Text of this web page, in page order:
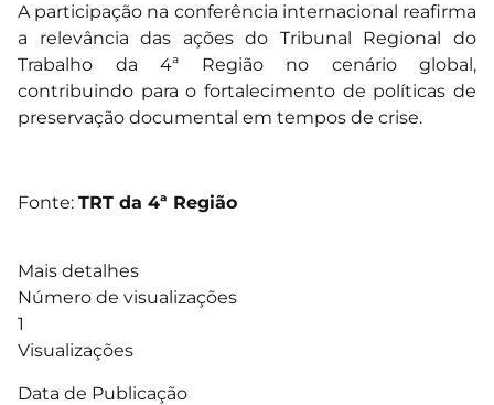
A participação na conferência internacional reafirma
a relevância das ações do Tribunal Regional do
Trabalho da 4ª Região no cenário global,
contribuindo para o fortalecimento de políticas de
preservação documental em tempos de crise.
Fonte: TRT da 4ª Região
Mais detalhes
Número de visualizações
1
Visualizações
Data de Publicação